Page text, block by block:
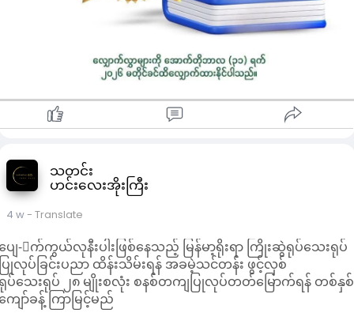
သတင်း
ဟင်းလေးအိုးကြီး
4 w- Translate
ျေ-ာက်ကွယ်လုနီးပါးဖြစ်နေသည့် မြန်မာ့ရိုးရာ ကြိုးဆွဲရုပ်သေးရုပ်
ြုလုပ်ခြင်းပညာ ထိန်းသိမ်းရန် အခမဲ့သင်တန်း ဖွင့်လှစ်
ပ်သေးရုပ် ၂၈ မျိုးစလုံး စနစ်တကျပြုလုပ်တတ်မြောက်ရန် တစ်နှစ်
ျော်ခန့် ကြာမြင့်မည်